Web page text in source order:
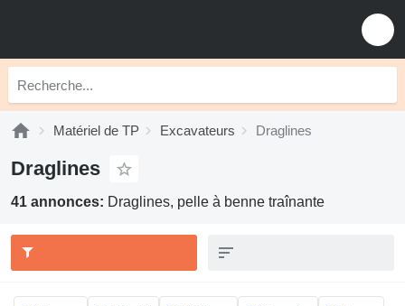
Matériel de TP Excavateurs Draglines
Draglines
41 annonces: Draglines, pelle à benne traînante